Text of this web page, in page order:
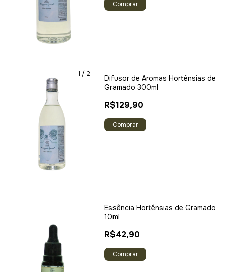
1 / 2
Difusor de Aromas Hortênsias de
Gramado 300ml
R$129,90
Comprar
Essência Hortênsias de Gramado
10ml
R$42,90